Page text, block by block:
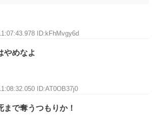
ID:kFhMvgy6d
やめなよ
ID:AT0OB37j0
で奪うつもりか！